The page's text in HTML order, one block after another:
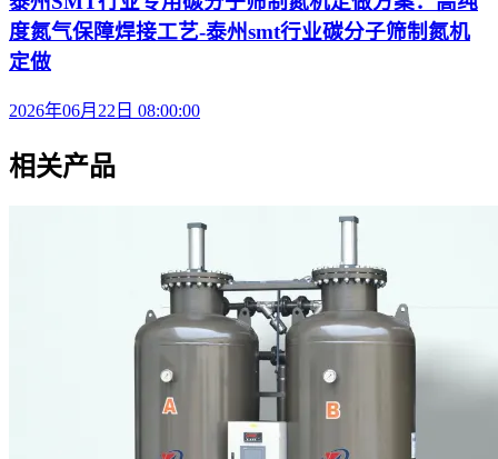
度氮气保障焊接工艺-泰州smt行业碳分子筛制氮机
定做
2026年06月22日 08:00:00
相关产品